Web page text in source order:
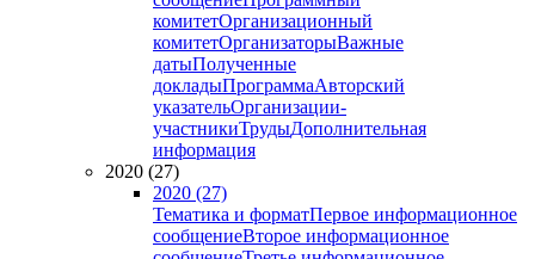
комитетОрганизационный
комитетОрганизаторыВажные
датыПолученные
докладыПрограммаАвторский
указательОрганизации-
участникиТрудыДополнительная
информация
2020 (27)
2020 (27)
Тематика и форматПервое информационное
сообщениеВторое информационное